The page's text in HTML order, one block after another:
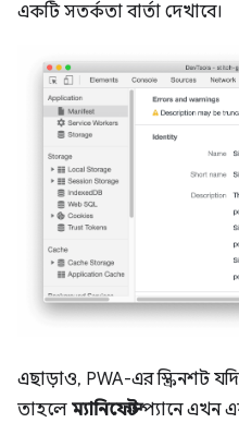
একটি সতর্কতা বার্তা দেখাবে।
এছাড়াও, PWA-এর স্ক্রিনশট
তাহলে ম্যানিফেস্টপ্যানে এখন